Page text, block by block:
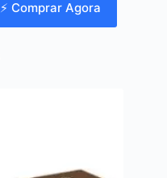
⚡ Comprar Agora